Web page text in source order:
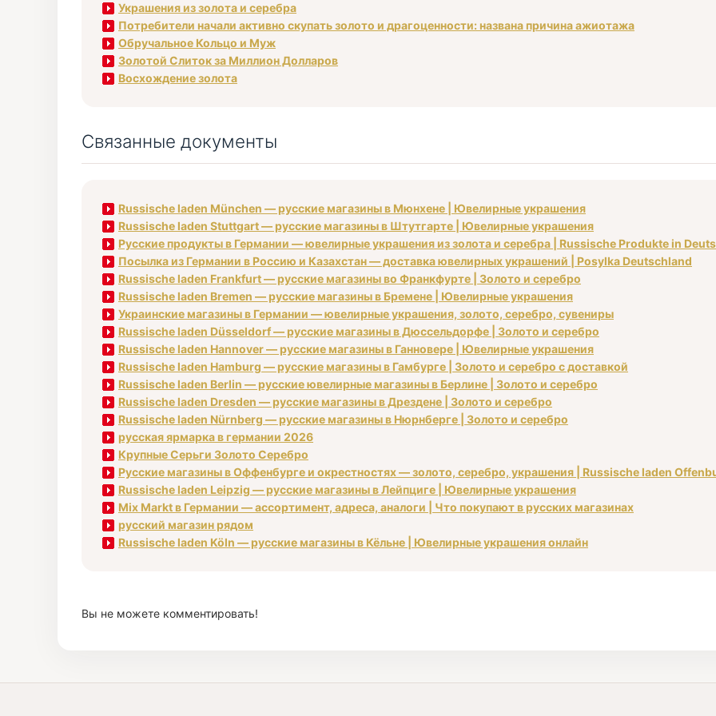
Украшения из золота и серебра
Потребители начали активно скупать золото и драгоценности: названа причина ажиотажа
Обручальное Кольцо и Муж
Золотой Слиток за Миллион Долларов
Восхождение золота
Связанные документы
Russische laden München — русские магазины в Мюнхене | Ювелирные украшения
Russische laden Stuttgart — русские магазины в Штутгарте | Ювелирные украшения
Русские продукты в Германии — ювелирные украшения из золота и серебра | Russische Produkte in
Посылка из Германии в Россию и Казахстан — доставка ювелирных украшений | Posylka Deutschland
Russische laden Frankfurt — русские магазины во Франкфурте | Золото и серебро
Russische laden Bremen — русские магазины в Бремене | Ювелирные украшения
Украинские магазины в Германии — ювелирные украшения, золото, серебро, сувениры
Russische laden Düsseldorf — русские магазины в Дюссельдорфе | Золото и серебро
Russische laden Hannover — русские магазины в Ганновере | Ювелирные украшения
Russische laden Hamburg — русские магазины в Гамбурге | Золото и серебро с доставкой
Russische laden Berlin — русские ювелирные магазины в Берлине | Золото и серебро
Russische laden Dresden — русские магазины в Дрездене | Золото и серебро
Russische laden Nürnberg — русские магазины в Нюрнберге | Золото и серебро
русская ярмарка в германии 2026
Крупные Серьги Золото Серебро
Русские магазины в Оффенбурге и окрестностях — золото, серебро, украшения | Russische laden
Russische laden Leipzig — русские магазины в Лейпциге | Ювелирные украшения
Mix Markt в Германии — ассортимент, адреса, аналоги | Что покупают в русских магазинах
русский магазин рядом
Russische laden Köln — русские магазины в Кёльне | Ювелирные украшения онлайн
Вы не можете комментировать!